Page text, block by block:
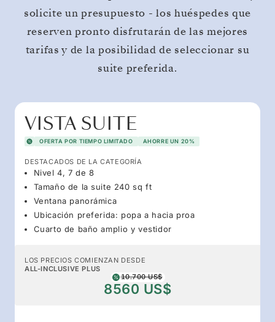
solicite un presupuesto - los huéspedes que
reserven pronto disfrutarán de las mejores
tarifas y de la posibilidad de seleccionar su
suite preferida.
VISTA SUITE
OFERTA POR TIEMPO LIMITADO AHORRE UN 20%
DESTACADOS DE LA CATEGORÍA
Nivel 4, 7 de 8
Tamaño de la suite 240 sq ft
Ventana panorámica
Ubicación preferida: popa a hacia proa
Cuarto de baño amplio y vestidor
LOS PRECIOS COMIENZAN DESDE
ALL-INCLUSIVE PLUS
10.700 US$
8560 US$